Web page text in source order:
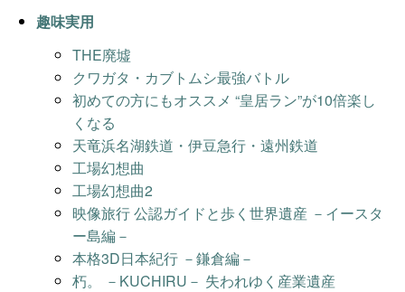
趣味実用
THE廃墟
クワガタ・カブトムシ最強バトル
初めての方にもオススメ “皇居ラン”が10倍楽し
くなる
天竜浜名湖鉄道・伊豆急行・遠州鉄道
工場幻想曲
工場幻想曲2
映像旅行 公認ガイドと歩く世界遺産 －イースタ
ー島編－
本格3D日本紀行 －鎌倉編－
朽。 －KUCHIRU－ 失われゆく産業遺産